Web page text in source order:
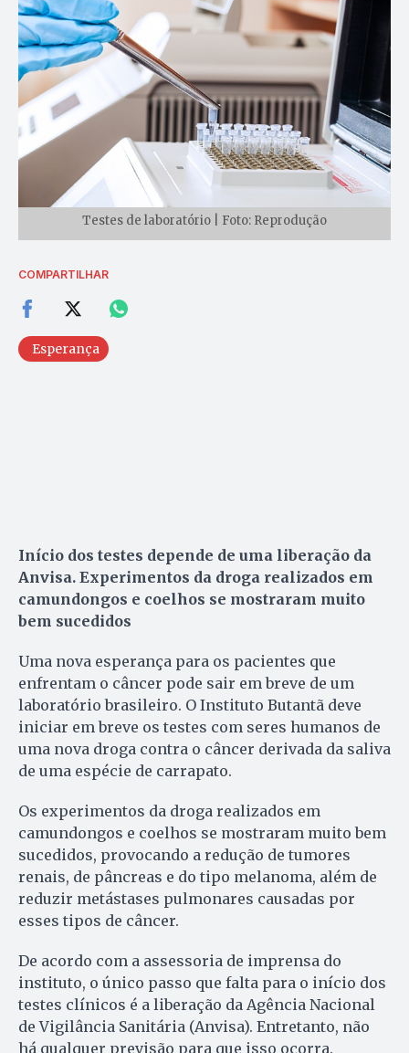
Testes de laboratório | Foto: Reprodução
COMPARTILHAR
Esperança
Início dos testes depende de uma liberação da
Anvisa. Experimentos da droga realizados em
camundongos e coelhos se mostraram muito
bem sucedidos
Uma nova esperança para os pacientes que
enfrentam o câncer pode sair em breve de um
laboratório brasileiro. O Instituto Butantã deve
iniciar em breve os testes com seres humanos de
uma nova droga contra o câncer derivada da saliva
de uma espécie de carrapato.
Os experimentos da droga realizados em
camundongos e coelhos se mostraram muito bem
sucedidos, provocando a redução de tumores
renais, de pâncreas e do tipo melanoma, além de
reduzir metástases pulmonares causadas por
esses tipos de câncer.
De acordo com a assessoria de imprensa do
instituto, o único passo que falta para o início dos
testes clínicos é a liberação da Agência Nacional
de Vigilância Sanitária (Anvisa). Entretanto, não
há qualquer previsão para que isso ocorra.